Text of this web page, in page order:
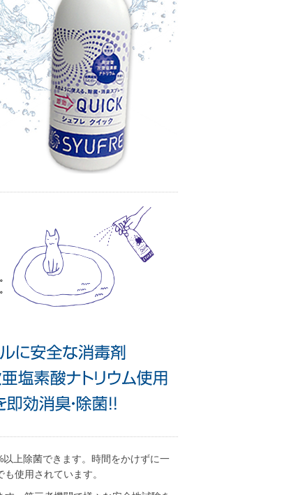
上除菌できます。時間をかけずに一
使用されています。